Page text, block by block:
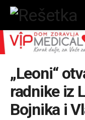
„Leoni“
radnike iz
Bojnika i